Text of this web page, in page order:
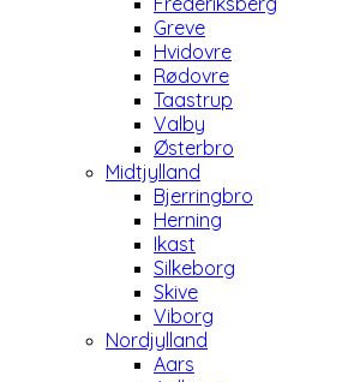
Greve
Hvidovre
Rødovre
Taastrup
Valby
Østerbro
Midtjylland
Bjerringbro
Herning
Ikast
Silkeborg
Skive
Viborg
Nordjylland
Aars